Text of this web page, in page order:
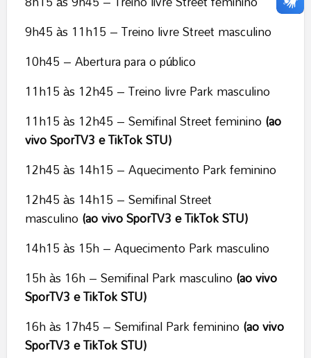
9h45 às 11h15 – Treino livre Street masculino
10h45 – Abertura para o público
11h15 às 12h45 – Treino livre Park masculino
11h15 às 12h45 – Semifinal Street feminino (ao
vivo SporTV3 e TikTok STU)
12h45 às 14h15 – Aquecimento Park feminino
12h45 às 14h15 – Semifinal Street
masculino (ao vivo SporTV3 e TikTok STU)
14h15 às 15h – Aquecimento Park masculino
15h às 16h – Semifinal Park masculino (ao vivo
SporTV3 e TikTok STU)
16h às 17h45 – Semifinal Park feminino (ao vivo
SporTV3 e TikTok STU)